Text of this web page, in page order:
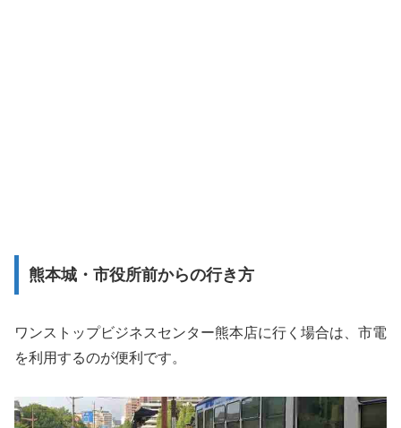
熊本城・市役所前からの行き方
ワンストップビジネスセンター熊本店に行く場合は、市電
を利用するのが便利です。